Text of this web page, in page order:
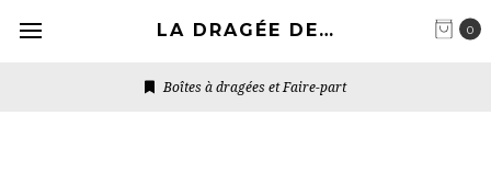
0
LA DRAGÉE DESIGN
Boîtes à dragées et Faire-part